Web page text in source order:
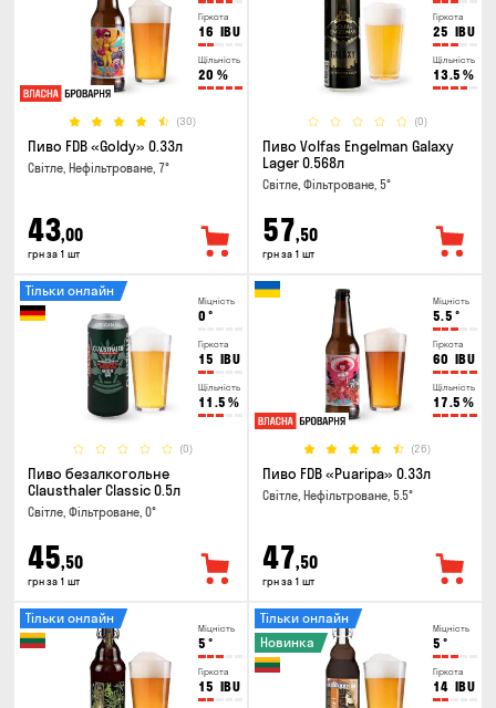
Гіркота
16 IBU
Щільність
20 %
(30)
Пиво FDB «Goldy» 0.33л
Світле, Нефільтроване, 7°
43,00
грн за 1 шт
Гіркота
25 IBU
Щільність
13.5 %
(0)
Пиво Volfas Engelman Galaxy
Lager 0.568л
Світле, Фільтроване, 5°
57,50
грн за 1 шт
Міцність
0 °
Гіркота
15 IBU
Щільність
11.5 %
(0)
Тільки онлайн
Пиво безалкогольне
Clausthaler Classic 0.5л
Світле, Фільтроване, 0°
45,50
грн за 1 шт
Міцність
5.5 °
Гіркота
60 IBU
Щільність
17.5 %
(26)
Пиво FDB «Puaripa» 0.33л
Світле, Нефільтроване, 5.5°
47,50
грн за 1 шт
Міцність
5 °
Гіркота
15 IBU
Тільки онлайн
Міцність
5 °
Гіркота
14 IBU
Тільки онлайн
Новинка